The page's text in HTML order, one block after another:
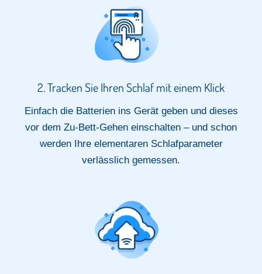
2. Tracken Sie Ihren Schlaf mit einem Klick​
Einfach die Batterien ins Gerät geben und dieses
vor dem Zu-Bett-Gehen einschalten – und schon
werden Ihre elementaren Schlafparameter
verlässlich gemessen.​